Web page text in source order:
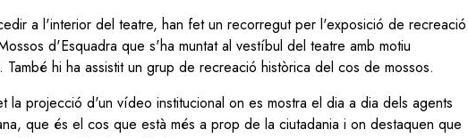
a l'interior del teatre, han fet un recorregut per l'exposició de recreació
d'Esquadra que s'ha muntat al vestíbul del teatre amb motiu
hi ha assistit un grup de recreació històrica del cos de mossos.
la projecció d'un vídeo institucional on es mostra el dia a dia dels agents
que és el cos que està més a prop de la ciutadania i on destaquen que